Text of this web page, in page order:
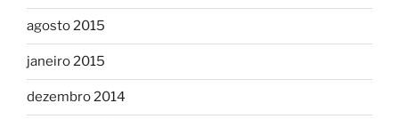
agosto 2015
janeiro 2015
dezembro 2014